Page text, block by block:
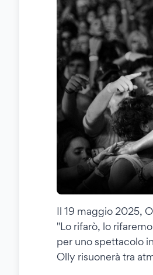
Il 19 maggio 2025,
"Lo rifarò, lo
per uno spettacolo
Olly risuonerà tra